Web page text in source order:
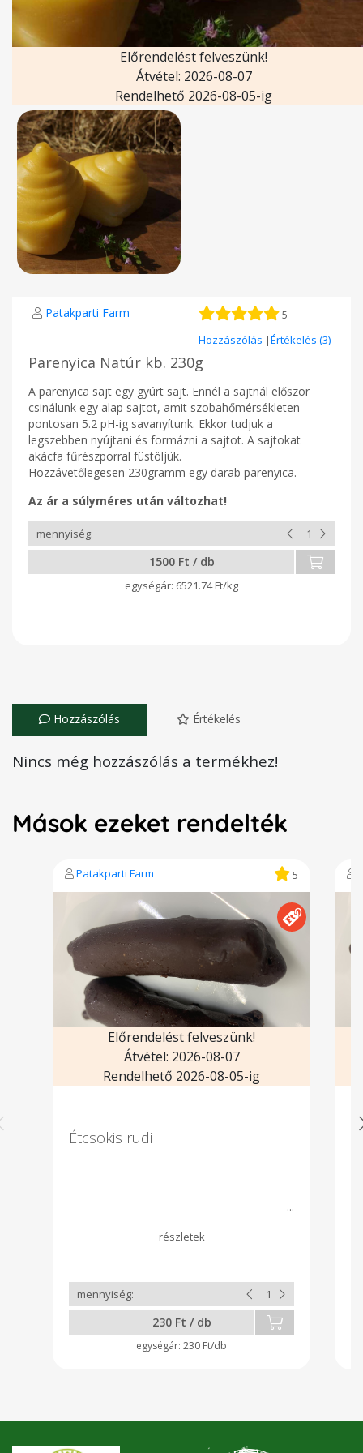
Előrendelést felveszünk!
Átvétel: 2026-08-07
Rendelhető 2026-08-05-ig
Patakparti Farm 5
Hozzászólás |Értékelés (3)
Parenyica Natúr kb. 230g
A parenyica sajt egy gyúrt sajt. Ennél a sajtnál először
csinálunk egy alap sajtot, amit szobahőmérsékleten
pontosan 5.2 pH-ig savanyítunk. Ekkor tudjuk a
legszebben nyújtani és formázni a sajtot. A sajtokat
akácfa fűrészporral füstöljük.
Hozzávetőlegesen 230gramm egy darab parenyica.
Az ár a súlyméres után változhat!
1500 Ft / db
6521.74 Ft/kg
Hozzászólás Értékelés
Nincs még hozzászólás a termékhez!
Mások ezeket rendelték
Patakparti Farm 5
Előrendelést felveszünk!
Átvétel: 2026-08-07
Rendelhető 2026-08-05-ig
Étcsokis rudi
230 Ft / db
230 Ft/db